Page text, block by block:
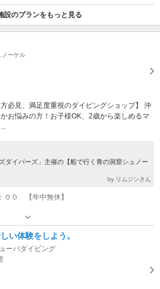
設のプランをもっと見る
ノーケル
必見、満足度重視のダイビングショップ】 沖
お悩みの方！お子様OK、2歳から楽しめるマ
ダイバーズ」主催の【船で行く青の洞窟シュノー
by リムジンさん
００ 【年中無休】
い体験をしよう。
ーバダイビング